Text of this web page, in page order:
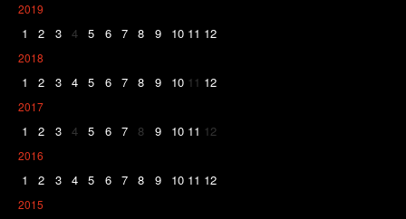
2019
1 2 3 4 5 6 7 8 9 10 11 12
2018
1 2 3 4 5 6 7 8 9 10 11 12
2017
1 2 3 4 5 6 7 8 9 10 11 12
2016
1 2 3 4 5 6 7 8 9 10 11 12
2015